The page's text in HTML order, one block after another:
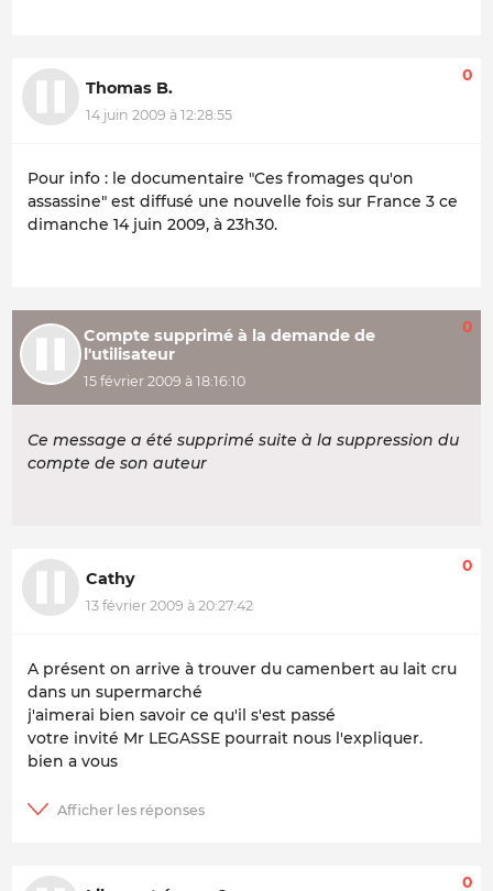
Thomas B.
14 juin 2009 à 12:28:55
0
Pour info : le documentaire "Ces fromages qu'on
assassine" est diffusé une nouvelle fois sur France 3 ce
dimanche 14 juin 2009, à 23h30.
Compte supprimé à la demande de
l'utilisateur
15 février 2009 à 18:16:10
0
Ce message a été supprimé suite à la suppression du
compte de son auteur
Cathy
13 février 2009 à 20:27:42
0
A présent on arrive à trouver du camenbert au lait cru
dans un supermarché
j'aimerai bien savoir ce qu'il s'est passé
votre invité Mr LEGASSE pourrait nous l'expliquer.
bien a vous
0